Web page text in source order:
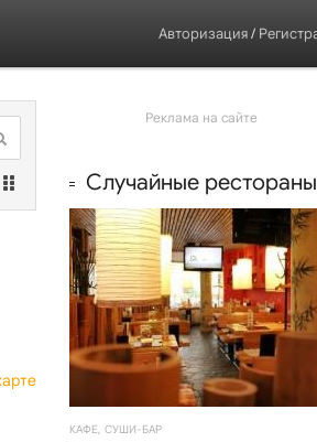
Авторизация/
Реклама на сайте
Случайные рестораны
КАФЕ, СУШИ-БАР